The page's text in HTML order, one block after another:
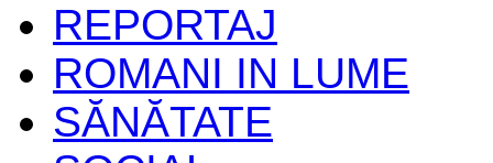
REPORTAJ
ROMANI IN LUME
SĂNĂTATE